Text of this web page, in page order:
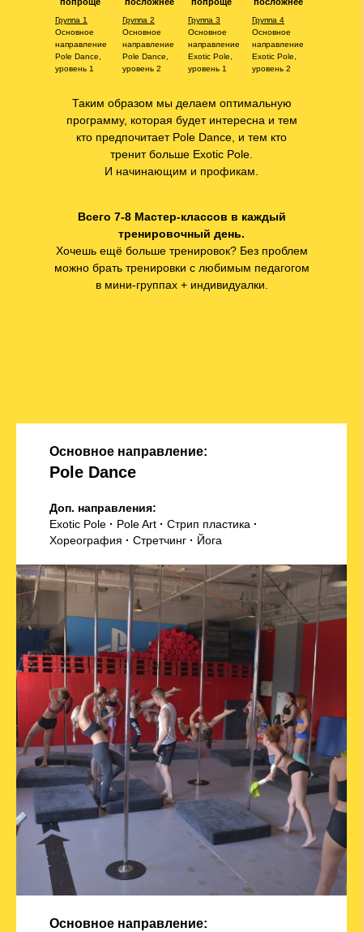
Группа 1
Основное
направление
Pole Dance,
уровень 1
Всего 7-8 Мастер-классов в каждый
тренировочный день.
Хочешь ещё больше тренировок? Без проблем
можно брать тренировки с любимым педагогом
в мини-группах + индивидуалки.
Группа 2
Основное
направление
Pole Dance,
уровень 2
Группа 3
Основное
направление
Exotic Pole,
уровень 1
Группа 4
Основное
направление
Exotic Pole,
уровень 2
Таким образом мы делаем оптимальную
программу, которая будет интересна и тем
кто предпочитает Pole Dance, и тем кто
тренит больше Exotic Pole.
И начинающим и профикам.
Основное направление:
Pole Dance
Доп. направления:
Exotic Pole· Pole Art · Стрип пластика ·
Хореография · Стретчинг · Йога
Основное направление: